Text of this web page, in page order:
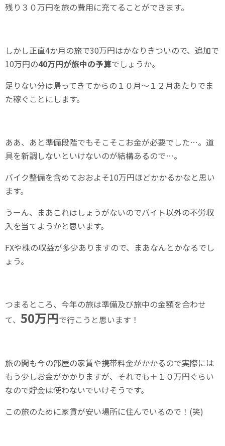
残り３０万円を旅の費用に充てることができます。
しかし正直4か月の旅で30万円はかなりきついので、追加で
10万円の40万円が旅中の予算でしょうか。
足りない分は帰ってきてからの１０月～１２月あたりでま
た稼ぐことにします。
ああ、あと準備段階でもそこそこお金が必要でした…。道
具を新調しないといけないのが結構あるので…。
バイク整備を含めておおよそ10万円ほどかかるかなと思い
ます。
うーん、まあこれはしょうがないのでバイト以外の不労収
入を当てようかと思います。
FXや株の収益が多少ありますので、まあなんとかなるでし
ょう。
つまるところ、今年の旅は準備及び旅中の金額を合わせ
て、 50万円で行こうと思います！
旅の間も今の部屋の家賃や携帯料金がかかるので実際には
もう少しお金がかかりますが、それでも＋１０万円ぐらい
なので貯金は使わないでいけそうです。
この旅のために家賃が安い場所に住んでいるので！(笑)